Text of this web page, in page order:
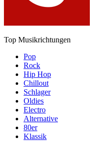
Top Musikrichtungen
Pop
Rock
Hip Hop
Chillout
Schlager
Oldies
Electro
Alternative
80er
Klassik